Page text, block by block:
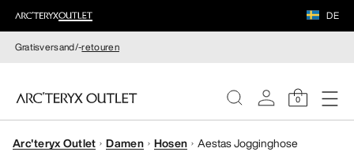
DE
Gratisversand/-retouren
0
Arc'teryx Outlet Damen Hosen Aestas Jogginghose